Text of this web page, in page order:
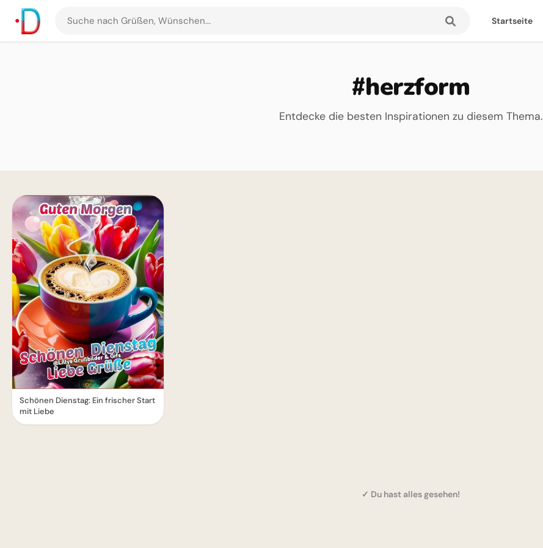
Suche
nach
Startseite
#herzform
Entdecke die besten Inspirationen zu diesem Thema.
Schönen Dienstag: Ein frischer Start
mit Liebe
✓ Du hast alles gesehen!